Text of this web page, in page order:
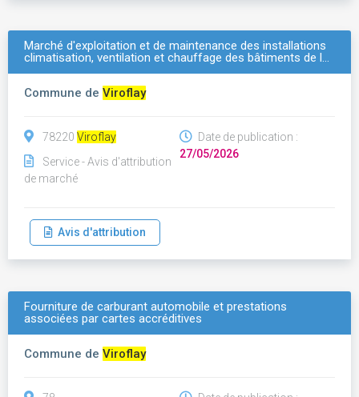
Marché d'exploitation et de maintenance des installations
climatisation, ventilation et chauffage des bâtiments de l…
Commune de Viroflay
78220 Viroflay
Service - Avis d'attribution
de marché
Date de publication :
27/05/2026
Avis d'attribution
Fourniture de carburant automobile et prestations
associées par cartes accréditives
Commune de Viroflay